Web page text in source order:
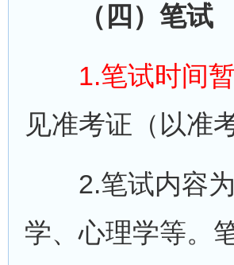
（四）笔试
1.笔试时间
见准考证（以准
2.笔试内容为
学、心理学等。